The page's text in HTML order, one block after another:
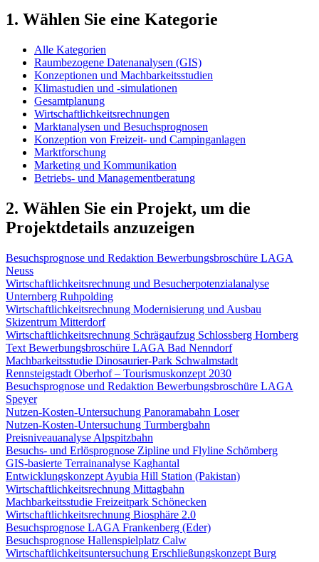
1. Wählen Sie eine Kategorie
Alle Kategorien
Raumbezogene Datenanalysen (GIS)
Konzeptionen und Machbarkeitsstudien
Klimastudien und -simulationen
Gesamtplanung
Wirtschaftlichkeitsrechnungen
Marktanalysen und Besuchsprognosen
Konzeption von Freizeit- und Campinganlagen
Marktforschung
Marketing und Kommunikation
Betriebs- und Managementberatung
2. Wählen Sie ein Projekt, um die
Projektdetails anzuzeigen
Besuchsprognose und Redaktion Bewerbungsbroschüre LAGA
Neuss
Wirtschaftlichkeitsrechnung und Besucherpotenzialanalyse
Unternberg Ruhpolding
Wirtschaftlichkeitsrechnung Modernisierung und Ausbau
Skizentrum Mitterdorf
Wirtschaftlichkeitsrechnung Schrägaufzug Schlossberg Hornberg
Text Bewerbungsbroschüre LAGA Bad Nenndorf
Machbarkeitsstudie Dinosaurier-Park Schwalmstadt
Rennsteigstadt Oberhof – Tourismuskonzept 2030
Besuchsprognose und Redaktion Bewerbungsbroschüre LAGA
Speyer
Nutzen-Kosten-Untersuchung Panoramabahn Loser
Nutzen-Kosten-Untersuchung Turmbergbahn
Preisniveauanalyse Alpspitzbahn
Besuchs- und Erlösprognose Zipline und Flyline Schömberg
GIS-basierte Terrainanalyse Kaghantal
Entwicklungskonzept Ayubia Hill Station (Pakistan)
Wirtschaftlichkeitsrechnung Mittagbahn
Machbarkeitsstudie Freizeitpark Schönecken
Wirtschaftlichkeitsrechnung Biosphäre 2.0
Besuchsprognose LAGA Frankenberg (Eder)
Besuchsprognose Hallenspielplatz Calw
Wirtschaftlichkeitsuntersuchung Erschließungskonzept Burg